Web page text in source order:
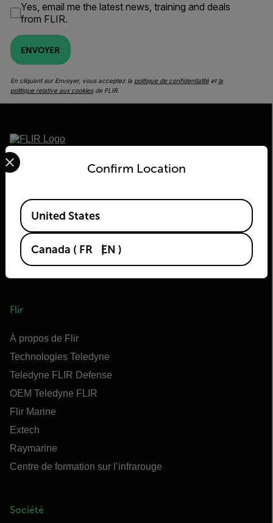
Yes, email me the latest news, training and deals
from FLIR.
ENVOYER
En cliquant sur Envoyer, vous acceptez la politique de confidentialitéet la
politique relative aux cookiesde FLIR.
2026 © Flir Tous droits réservés.
Flir
À propos de Flir
Technologies Teledyne
Teledyne FLIR Defense
OEM Teledyne FLIR
Flir Marine
Extech
Raymarine
Centre de formation sur l’infrarouge
Société
Confirm Location
Select your preferred country and language from the
Available Locations
United States
Canada ( FR EN )